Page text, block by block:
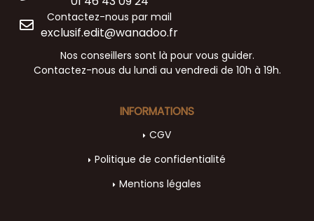
Contactez-nous par mail
exclusif.edit@wanadoo.fr
Nos conseillers sont là pour vous guider.
Contactez-nous du lundi au vendredi de 10h à 19h.
INFORMATIONS
CGV
Politique de confidentialité
Mentions légales